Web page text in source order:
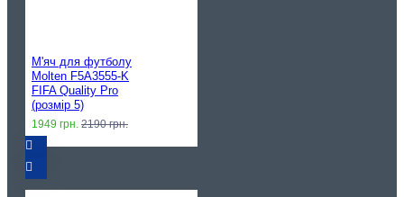
М'яч для футболу
Molten F5A3555-K
FIFA Quality Pro
(розмір 5)
1949 грн. 2190 грн.